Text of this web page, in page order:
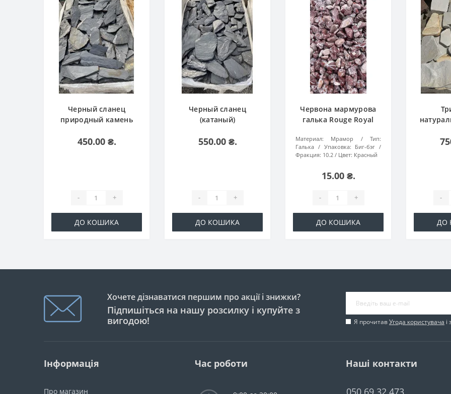
Черный сланец
природный камень
450.00 ₴.
- +
ДО КОШИКА
Черный сланец
(катаный)
550.00 ₴.
- +
ДО КОШИКА
Червона мармурова
галька Rouge Royal
Материал: Мрамор
Тип:
Галька
Упаковка: Биг-бэг
Фракция: 10.2 Цвет: Красный
15.00 ₴.
- +
ДО КОШИКА
-
ДО
Хочете дізнаватися першим про акції і знижки?
Підпишіться на нашу розсилку і купуйте з
вигодою!
Я прочитавУгода користувача
Інформація
Про магазин
Час роботи Наші контакти
050 69 32 473